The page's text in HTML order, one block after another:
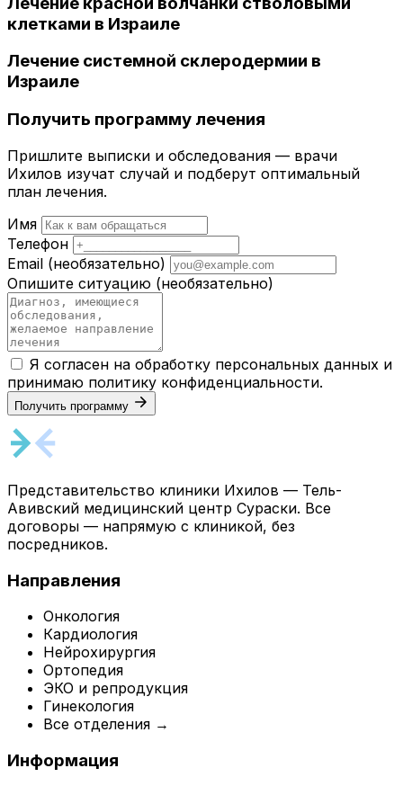
клетками в Израиле
Лечение системной склеродермии в
Израиле
Получить программу лечения
Пришлите выписки и обследования — врачи
Ихилов изучат случай и подберут оптимальный
план лечения.
Имя
Телефон
Email (необязательно)
Опишите ситуацию (необязательно)
Я согласен на обработку персональных данных и
принимаю политику конфиденциальности.
Получить программу
Представительство клиники Ихилов — Тель-
Авивский медицинский центр Сураски. Все
договоры — напрямую с клиникой, без
посредников.
Направления
Онкология
Кардиология
Нейрохирургия
Ортопедия
ЭКО и репродукция
Гинекология
Все отделения →
Информация